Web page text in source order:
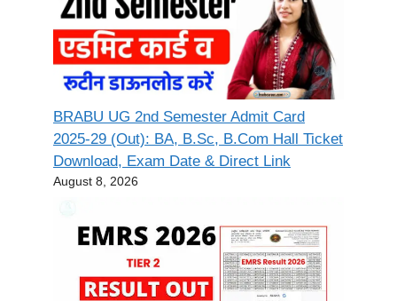
BRABU UG 2nd Semester Admit Card
2025-29 (Out): BA, B.Sc, B.Com Hall Ticket
Download, Exam Date & Direct Link
August 8, 2026